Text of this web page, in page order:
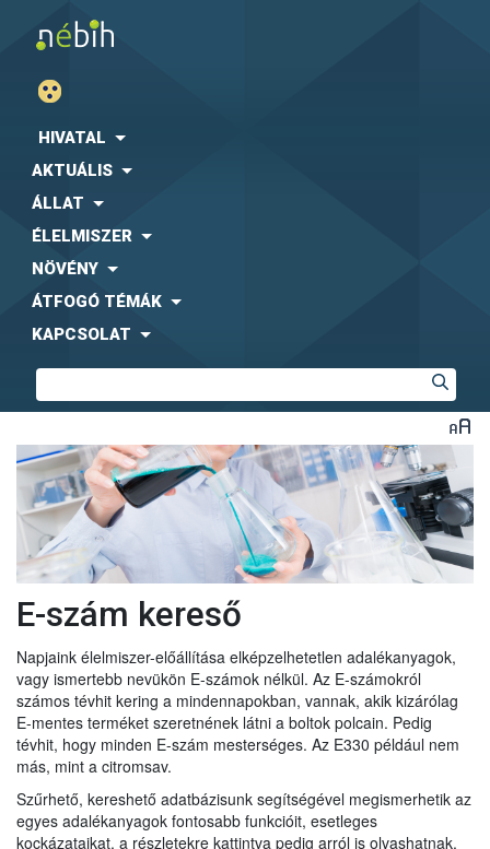
HIVATAL
AKTUÁLIS
ÁLLAT
ÉLELMISZER
NÖVÉNY
ÁTFOGÓ TÉMÁK
KAPCSOLAT
E-szám kereső
Napjaink élelmiszer-előállítása elképzelhetetlen adalékanyagok,
vagy ismertebb nevükön E-számok nélkül. Az E-számokról
számos tévhit kering a mindennapokban, vannak, akik kizárólag
E-mentes terméket szeretnének látni a boltok polcain. Pedig
tévhit, hogy minden E-szám mesterséges. Az E330 például nem
más, mint a citromsav.
Szűrhető, kereshető adatbázisunk segítségével megismerhetik az
egyes adalékanyagok fontosabb funkcióit, esetleges
kockázataikat, a részletekre kattintva pedig arról is olvashatnak,